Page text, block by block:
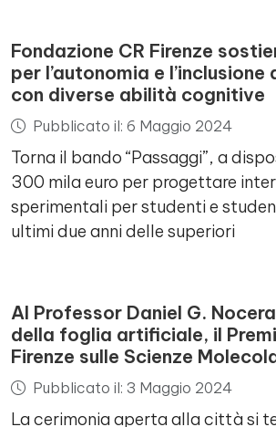
Fondazione CR Firenze
per l’autonomia e
con diverse abilità cognitive
Pubblicato il: 6 Maggio 2024
Torna il bando “Passaggi”, a
300 mila euro per progettare
sperimentali per studenti e
ultimi due anni delle superiori
Al Professor Daniel G.
della foglia artificiale, il
Firenze sulle Scienze
Pubblicato il: 3 Maggio 2024
La cerimonia aperta alla città si